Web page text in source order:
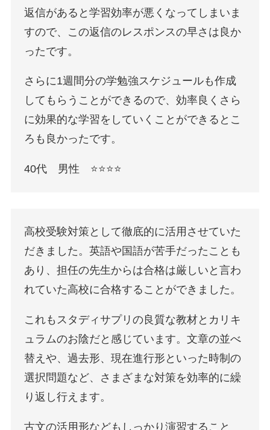
返信があると学習効率が悪くなってしまいま
すので、この返信のレスポンスの早さは良か
ったです。
さらに1週間分の学勉強スケジュールも作成
してもらうことができるので、効率良くさら
に効果的な学習をしていくことができるとこ
ろも良かったです。
40代 男性 ⭐️⭐️⭐️⭐️
高校受験対策として徹底的に活用させていた
だきました。英語や国語が苦手だったことも
あり、担任の先生からは合格は厳しいと言わ
れていた高校に合格することができました。
これもスタディサプリの良質な教材とカリキ
ュラムのお陰だと感じています。文章の並べ
替えや、過去形、現在進行形といった時制の
選択問題など、さまざまな対策を効率的に繰
り返し行えます。
古文の活用形などもしっかり演習すること